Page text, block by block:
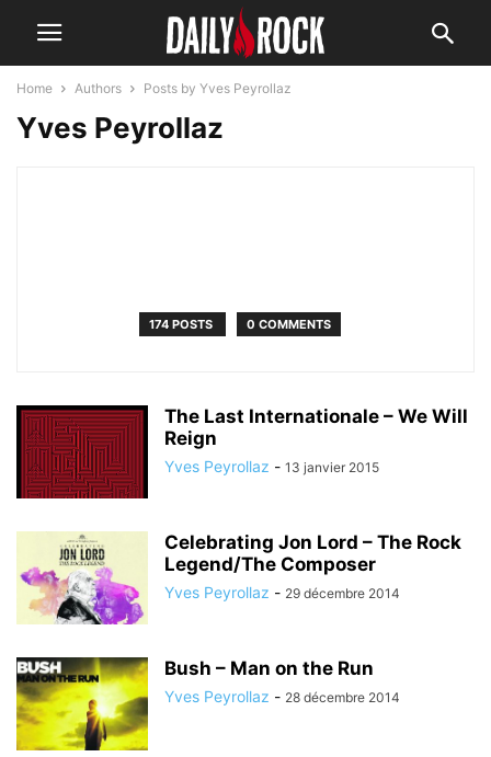
Home Authors Posts by Yves Peyrollaz
Yves Peyrollaz
174 POSTS 0 COMMENTS
The Last Internationale – We Will
Reign
Yves Peyrollaz - 13 janvier 2015
Celebrating Jon Lord – The Rock
Legend/The Composer
Yves Peyrollaz - 29 décembre 2014
Bush – Man on the Run
Yves Peyrollaz - 28 décembre 2014